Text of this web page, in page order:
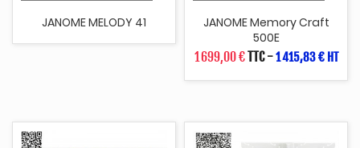
JANOME MELODY 41
JANOME Memory Craft
500E
1 699,00 €TTC-1 415,83 € HT